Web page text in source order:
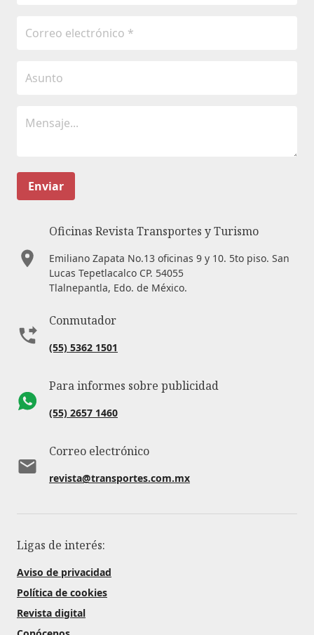
Enviar
Oficinas Revista Transportes y Turismo
Emiliano Zapata No.13 oficinas 9 y 10. 5to piso. San
Lucas Tepetlacalco CP. 54055
Tlalnepantla, Edo. de México.
Conmutador
(55) 5362 1501
Para informes sobre publicidad
(55) 2657 1460
Correo electrónico
revista@transportes.com.mx
Ligas de interés:
Aviso de privacidad
Política de cookies
Revista digital